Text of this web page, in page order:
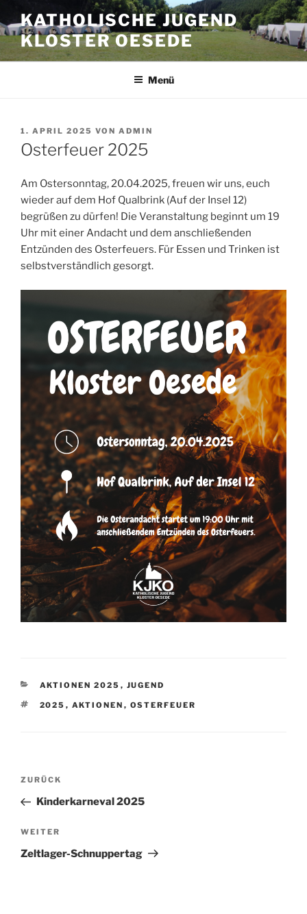
Inhalt
springen
KATHOLISCHE JUGEND
KLOSTER OESEDE
Menü
VERÖFFENTLICHT
AM
1. APRIL 2025 VON ADMIN
Osterfeuer 2025
Am Ostersonntag, 20.04.2025, freuen wir uns, euch
wieder auf dem Hof Qualbrink (Auf der Insel 12)
begrüßen zu dürfen! Die Veranstaltung beginnt um 19
Uhr mit einer Andacht und dem anschließenden
Entzünden des Osterfeuers. Für Essen und Trinken ist
selbstverständlich gesorgt.
KATEGORIEN
AKTIONEN 2025 , JUGEND
SCHLAGWÖRTER
2025 , AKTIONEN , OSTERFEUER
Beitragsnavigation
Vorheriger
Beitrag
ZURÜCK
Kinderkarneval 2025
Nächster
Beitrag
WEITER
Zeltlager-Schnuppertag